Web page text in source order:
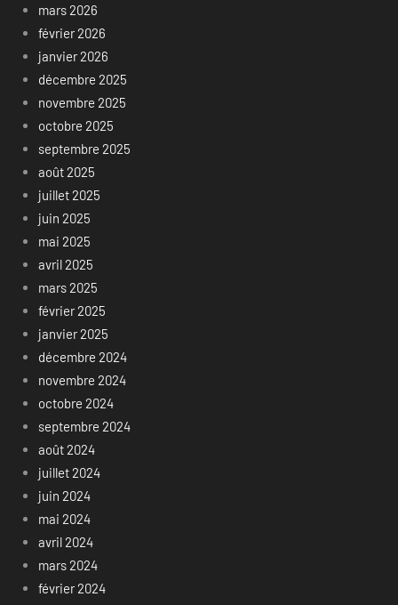
mars 2026
février 2026
janvier 2026
décembre 2025
novembre 2025
octobre 2025
septembre 2025
août 2025
juillet 2025
juin 2025
mai 2025
avril 2025
mars 2025
février 2025
janvier 2025
décembre 2024
novembre 2024
octobre 2024
septembre 2024
août 2024
juillet 2024
juin 2024
mai 2024
avril 2024
mars 2024
février 2024